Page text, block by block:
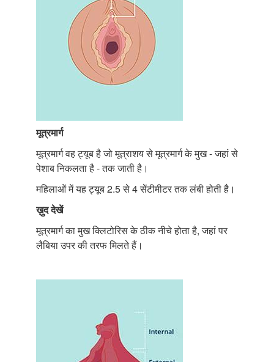
मूत्रमार्ग
मूत्रमार्ग वह ट्यूब है जो मूत्राशय से मूत्रमार्ग के मुख - जहां से
पेशाब निकलता है - तक जाती है।
महिलाओं में यह ट्यूब 2.5 से 4 सेंटीमीटर तक लंबी होती है।
ख़ुददेखें
मूत्रमार्ग का मुख क्लिटोरिस के ठीक नीचे होता है, जहां पर
लैबिया उपर की तरफ मिलते हैं।